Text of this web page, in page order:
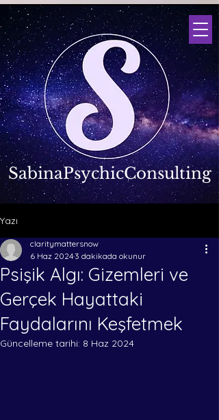
SabinaPsychicConsulting
Yazı
Psişik Algı: Gizemleri ve
Gerçek Hayattaki
Faydalarını Keşfetmek
claritymattersnow
6 Haz 2024 3 dakikada okunur
Güncelleme tarihi: 8 Haz 2024